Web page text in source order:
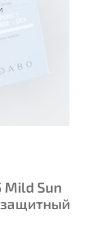
Mild Sun